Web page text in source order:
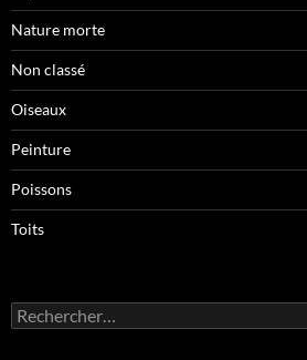
Nature morte
Non classé
Oiseaux
Peinture
Poissons
Toits
Rechercher :